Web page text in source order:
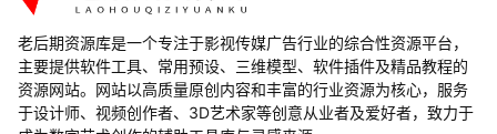
老后期资源库是一个专注于影视传媒广告行业的综合性资源平台，
主要提供软件工具、常用预设、三维模型、软件插件及精品教程的
资源网站。网站以高质量原创内容和丰富的行业资源为核心，服务
于设计师、视频创作者、3D艺术家等创意从业者及爱好者，致力于